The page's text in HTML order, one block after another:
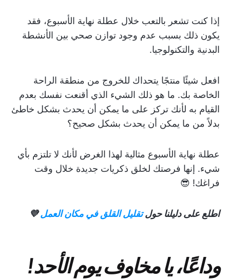
إذا كنت تشعر بالتعب خلال عطلة نهاية الأسبوع، فقد
يكون ذلك بسبب عدم وجود توازن صحي بين الأنشطة
البدنية والتكنولوجيا.
افعل شيئًا منتجًا يتحداك للخروج من منطقة الراحة
الخاصة بك. ما هو ذلك الشيء الذي أقنعت نفسك بعدم
القيام به لأنك تركز على ما يمكن أن يحدث بشكل خاطئ
بدلاً من ما يمكن أن يحدث بشكل صحيح؟
عطلة نهاية الأسبوع مثالية لهذا الغرض لأنك لا تلتزم بأي
شيء. إنها فرصتك لخلق ذكريات جديدة خلال وقت
فراغك! 😎
اطلع على دليلنا حولتقليل القلق في مكان العمل💜
وداعًا، يا مخاوف يوم الأحد!